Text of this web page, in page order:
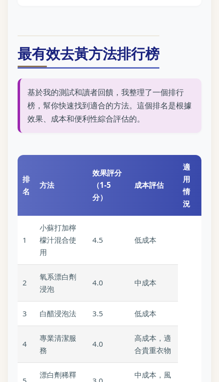
最有效去黃方法排行榜
基於我的測試和讀者回饋，我整理了一個排行
榜，幫你快速找到適合的方法。這個排名是根據
效果、成本和便利性綜合評估的。
排
名
方法
效果評分
（1-5
分）
成本評估
適
用
情
況
1
小蘇打加檸
檬汁混合使
用
4.5 低成本
2
氧系漂白劑
浸泡
4.0 中成本
3 白醋浸泡法 3.5 低成本
4
專業清潔服
務
4.0
高成本，適
合貴重衣物
漂白劑稀釋 中成本，風